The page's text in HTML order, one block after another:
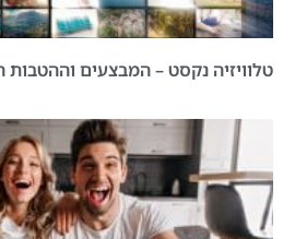
טלוויזיה נקסט – המבצעים